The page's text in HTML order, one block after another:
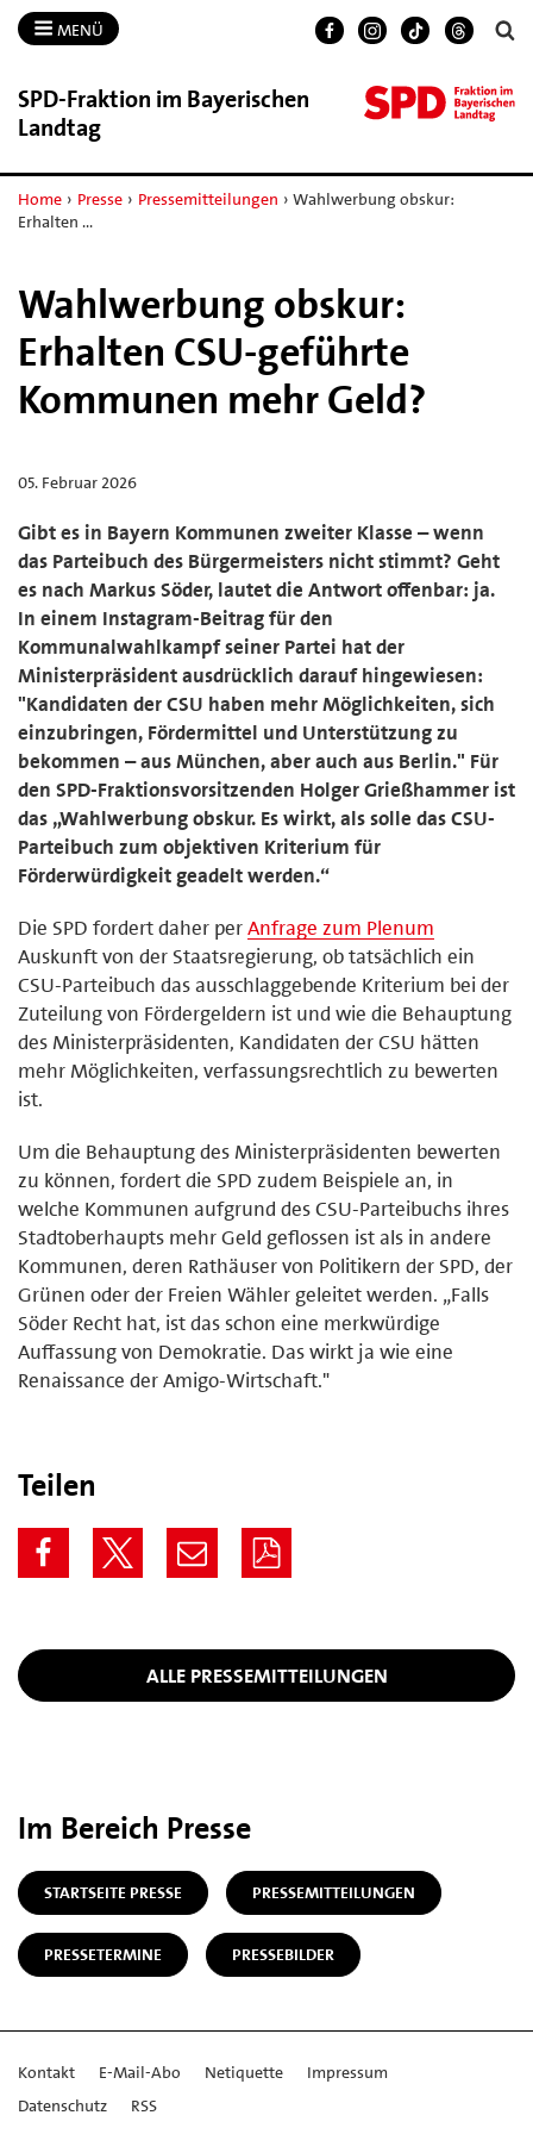
MENÜ
SPD-​Fraktion im Bayerischen
Landtag
Home › Presse › Pressemitteilungen › Wahlwerbung obskur:
Erhalten …
Wahlwerbung obskur:
Erhalten CSU-geführte
Kommunen mehr Geld?
05. Februar 2026
Gibt es in Bayern Kommunen zweiter Klasse – wenn
das Parteibuch des Bürgermeisters nicht stimmt? Geht
es nach Markus Söder, lautet die Antwort offenbar: ja.
In einem Instagram-Beitrag für den
Kommunalwahlkampf seiner Partei hat der
Ministerpräsident ausdrücklich darauf hingewiesen:
"Kandidaten der CSU haben mehr Möglichkeiten, sich
einzubringen, Fördermittel und Unterstützung zu
bekommen – aus München, aber auch aus Berlin." Für
den SPD-Fraktionsvorsitzenden Holger Grießhammer ist
das „Wahlwerbung obskur. Es wirkt, als solle das CSU-
Parteibuch zum objektiven Kriterium für
Förderwürdigkeit geadelt werden.“
Die SPD fordert daher perAnfrage zum Plenum
Auskunft von der Staatsregierung, ob tatsächlich ein
CSU-Parteibuch das ausschlaggebende Kriterium bei der
Zuteilung von Fördergeldern ist und wie die Behauptung
des Ministerpräsidenten, Kandidaten der CSU hätten
mehr Möglichkeiten, verfassungsrechtlich zu bewerten
ist.
Um die Behauptung des Ministerpräsidenten bewerten
zu können, fordert die SPD zudem Beispiele an, in
welche Kommunen aufgrund des CSU-Parteibuchs ihres
Stadtoberhaupts mehr Geld geflossen ist als in andere
Kommunen, deren Rathäuser von Politikern der SPD, der
Grünen oder der Freien Wähler geleitet werden. „Falls
Söder Recht hat, ist das schon eine merkwürdige
Auffassung von Demokratie. Das wirkt ja wie eine
Renaissance der Amigo-Wirtschaft."
Teilen
ALLE PRESSEMITTEILUNGEN
Im Bereich Presse
STARTSEITE PRESSE PRESSEMITTEILUNGEN
PRESSETERMINE PRESSEBILDER
Kontakt E-Mail-Abo Netiquette
Impressum
Datenschutz
RSS